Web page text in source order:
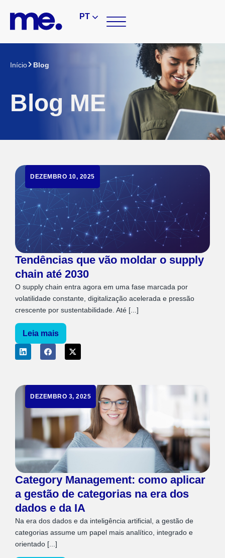
PT
Início Blog
Blog ME
DEZEMBRO 10, 2025
Tendências que vão moldar o supply
chain até 2030
O supply chain entra agora em uma fase marcada por
volatilidade constante, digitalização acelerada e pressão
crescente por sustentabilidade. Até [...]
Leia mais
DEZEMBRO 3, 2025
Category Management: como aplicar
a gestão de categorias na era dos
dados e da IA
Na era dos dados e da inteligência artificial, a gestão de
categorias assume um papel mais analítico, integrado e
orientado [...]